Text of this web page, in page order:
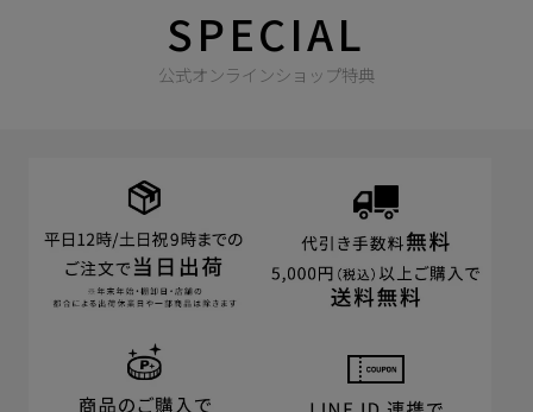
SPECIAL
公式オンラインショップ特典